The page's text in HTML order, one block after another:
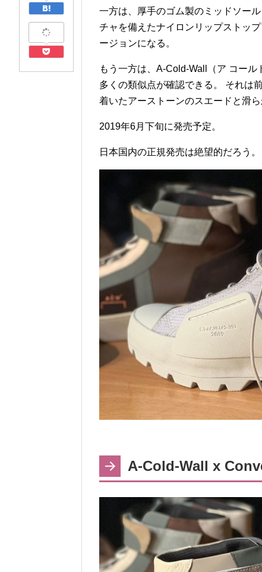
一方は、厚手のゴム製のミッドソー
チャを備えたナイロンリップストッ
ージョンになる。
もう一方は、A-Cold-Wall（ア コー
多くの類似点が確認できる。 それは
着いたアーストーンのスエードと滑
2019年6月下旬に発売予定。
日本国内の正規発売は絶望的だろう。
A-Cold-Wall x